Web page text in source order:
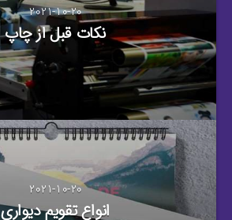
2021-10-20
نکات قبل از چاپ
2021-10-20
انواع تقویم دیواری